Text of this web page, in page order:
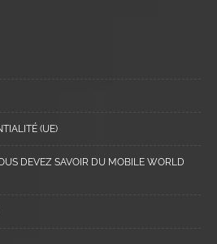
(UE)
DEVEZ SAVOIR DU MOBILE WORLD